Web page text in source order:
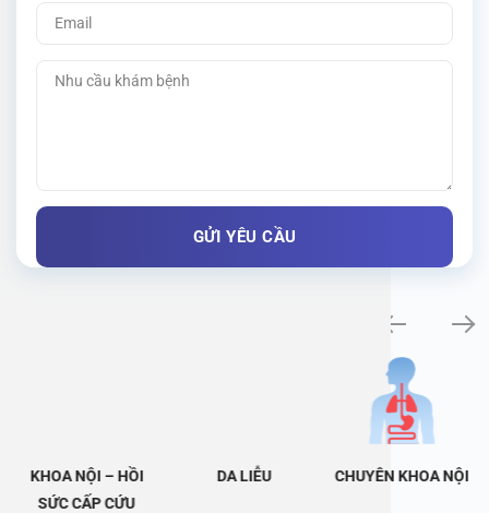
KHOA NỘI – HỒI
SỨC CẤP CỨU
DA LIỄU CHUYÊN KHOA NỘI